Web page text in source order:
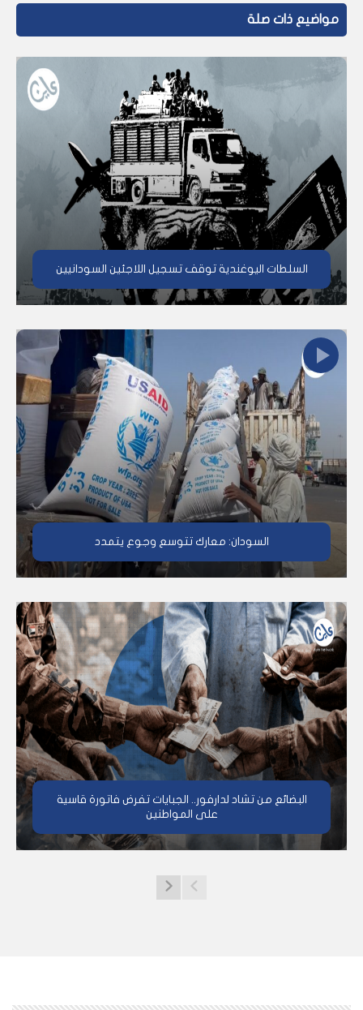
مواضيع ذات صلة
السلطات اليوغندية توقف تسجيل اللاجئين السودانيين
السودان: معارك تتوسع وجوع يتمدد
البضائع من تشاد لدارفور.. الجبايات تفرض فاتورة قاسية
على المواطنين